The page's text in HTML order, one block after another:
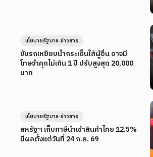
ขับรถเหยียบน้ำกระเด็นใส่ผู้อื่น อาจมี
โทษจำคุกไม่เกิน 1 ปี ปรับสูงสุด 20,000
บาท
นโยบายรัฐบาล-ข่าวสาร
สหรัฐฯ เก็บภาษีนำเข้าสินค้าไทย 12.5%
มีผลตั้งแต่วันที่ 24 ก.ค. 69
นโยบายรัฐบาล-ข่าวสาร